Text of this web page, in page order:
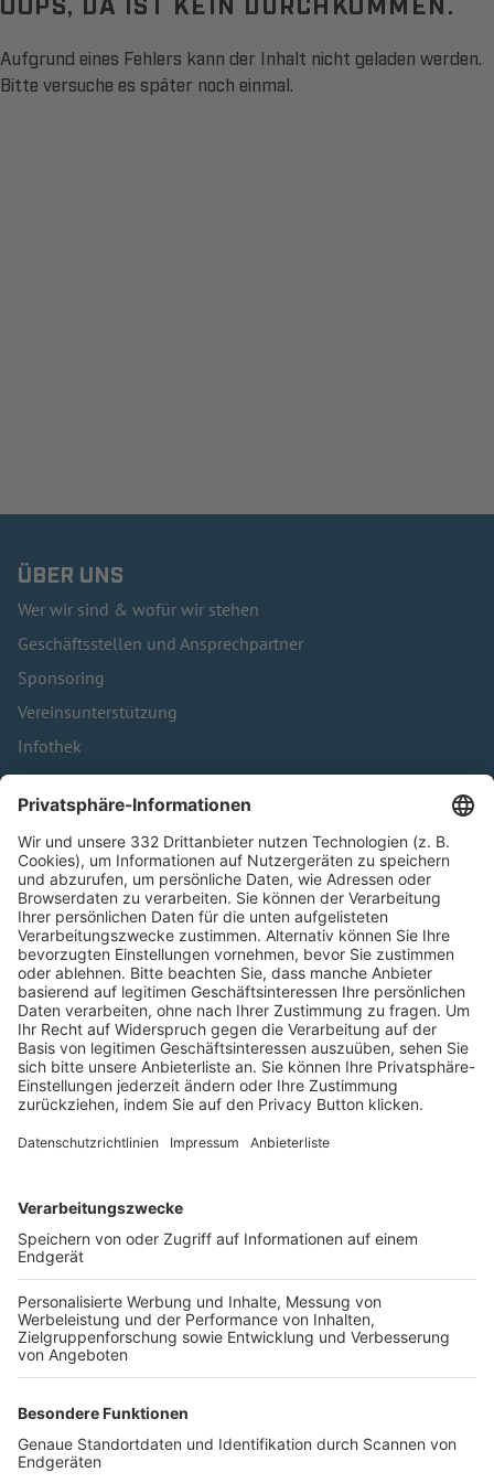
Aufgrund eines Fehlers kann der Inhalt nicht geladen werden.
Bitte versuche es später noch einmal.
ÜBER UNS
Wer wir sind & wofür wir stehen
Geschäftsstellen und Ansprechpartner
Sponsoring
Vereinsunterstützung
Infothek
Kontakt
HÄUFIG BESUCHTE SEITEN
Pässe und Vereinswechsel
Trainerausbildung
Schulungsangebot Vereinsmitarbeiter
BFV-Geschäftsstellen
Trainerbörse
Login SpielPlus
FOLGE DEM BFV
TOP-VEREINE
TOP-PARTNER